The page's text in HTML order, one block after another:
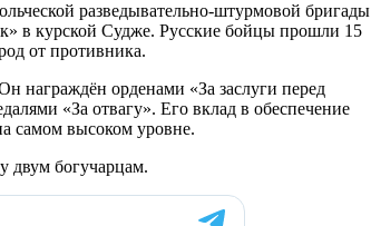
разведывательно-штурмовой бригады
в курской Судже. Русские бойцы прошли 15
от противника.
награждён орденами «За заслуги перед
«За отвагу». Его вклад в обеспечение
самом высоком уровне.
двум богучарцам.